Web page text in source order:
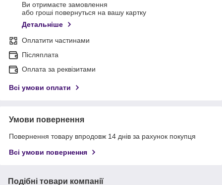
Ви отримаєте замовлення
або гроші повернуться на вашу картку
Детальніше
Оплатити частинами
Післяплата
Оплата за реквізитами
Всі умови оплати
Умови повернення
Повернення товару впродовж 14 днів за рахунок покупця
Всі умови повернення
Подібні товари компанії